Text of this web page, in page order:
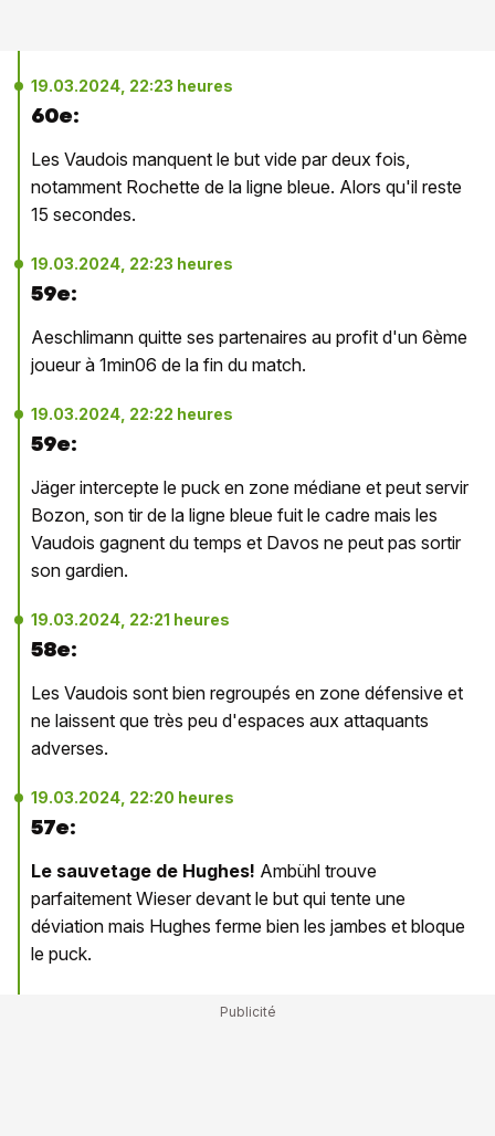
19.03.2024, 22:23 heures
60e:
Les Vaudois manquent le but vide par deux fois,
notamment Rochette de la ligne bleue. Alors qu'il reste
15 secondes.
19.03.2024, 22:23 heures
59e:
Aeschlimann quitte ses partenaires au profit d'un 6ème
joueur à 1min06 de la fin du match.
19.03.2024, 22:22 heures
59e:
Jäger intercepte le puck en zone médiane et peut servir
Bozon, son tir de la ligne bleue fuit le cadre mais les
Vaudois gagnent du temps et Davos ne peut pas sortir
son gardien.
19.03.2024, 22:21 heures
58e:
Les Vaudois sont bien regroupés en zone défensive et
ne laissent que très peu d'espaces aux attaquants
adverses.
19.03.2024, 22:20 heures
57e:
Le sauvetage de Hughes! Ambühl trouve
parfaitement Wieser devant le but qui tente une
déviation mais Hughes ferme bien les jambes et bloque
le puck.